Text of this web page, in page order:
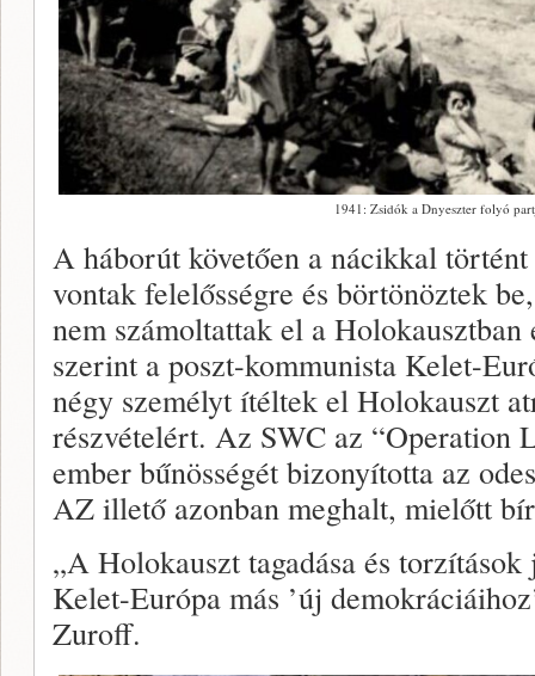
1941: Zsidók a Dnyeszter folyó
A háborút követően a nácikkal
vontak felelősségre és börtönöztek
nem számoltattak el a
szerint a poszt-kommunista Kelet-
négy személyt ítéltek el Holokauszt
részvételért. Az SWC az “Operation
ember bűnösségét bizonyította az
AZ illető azonban meghalt, mielőtt
„A Holokauszt tagadása és
Kelet-Európa más ’új
Zuroff.